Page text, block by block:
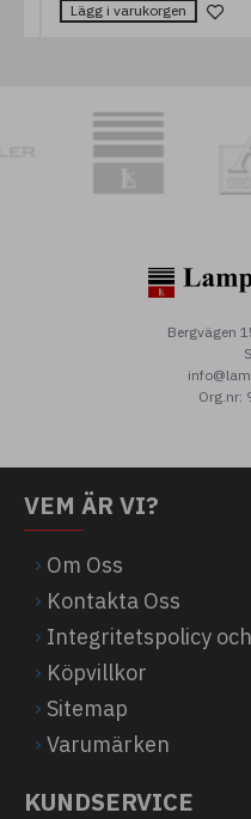
Lägg i varukorgen
Bergvägen
Org.nr:
VEM ÄR VI?
Om Oss
Kontakta Oss
Integritetspolicy
Köpvillkor
Sitemap
Varumärken
KUNDSERVICE